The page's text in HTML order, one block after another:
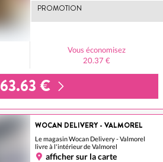
PROMOTION
Vous économisez
20.37 €
63.63 €
WOCAN DELIVERY - VALMOREL
Le magasin Wocan Delivery - Valmorel
livre à l'intérieur de Valmorel
afficher sur la carte